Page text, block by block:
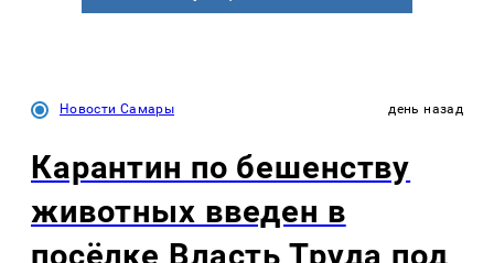
Новости Самары день назад
Карантин по бешенству
животных введен в